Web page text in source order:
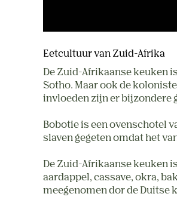
Eetcultuur van Zuid-Afrika
De Zuid-Afrikaanse keuken
Sotho. Maar ook de
invloeden zijn er bijzondere
Bobotie is een ovenschotel
slaven gegeten omdat het
De Zuid-Afrikaanse keuken
aardappel, cassave, okra,
meegenomen dor de Duitse